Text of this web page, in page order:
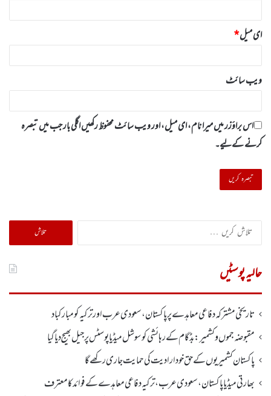
ای میل*
ویب‌ سائٹ
اس براؤزر میں میرا نام، ای میل، اور ویب سائٹ محفوظ رکھیں اگلی بار جب میں تبصرہ
کرنے کےلیے۔
تلاش
کریں
حالیہ پوسٹیں
تاریخی مشترکہ دفاعی معاہدے پر پاکستان، سعودی عرب اور ترکیہ کومبارکباد
مقبوضہ جموں وکشمیر:بڈگام کے رہائشی کو سوشل میڈیا پوسٹس پر جیل بھیج دیا گیا
پاکستان کشمیریوں کے حق خودارادیت کی حمایت جاری رکھے گا
بھارتی میڈیا پاکستان، سعودی عرب، ترکیہ دفاعی معاہدے کے فوائد کا معترف